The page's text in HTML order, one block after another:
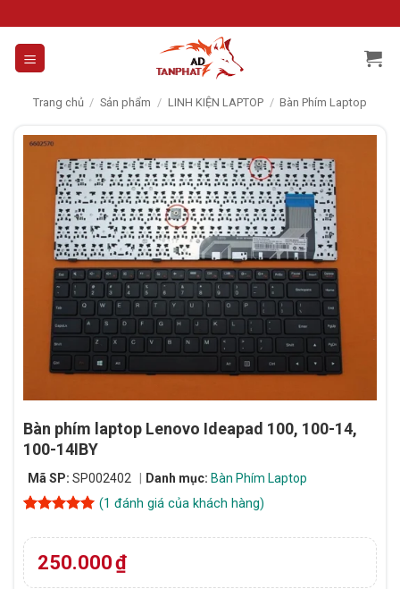
to
content
Trang chủ / Sản phẩm / LINH KIỆN LAPTOP / Bàn Phím Laptop
Bàn phím laptop Lenovo Ideapad 100, 100-14,
100-14IBY
Mã SP: SP002402 Danh mục: Bàn Phím Laptop
dựa trên
đánh giá
(1 đánh giá của khách hàng)
250.000₫